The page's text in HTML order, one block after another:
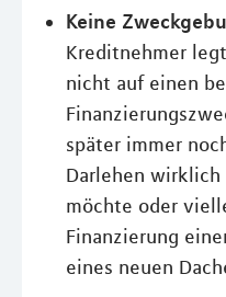
Keine
Kreditnehmer
nicht auf einen
später immer
Darlehen
möchte oder
Finanzierung
eines neuen